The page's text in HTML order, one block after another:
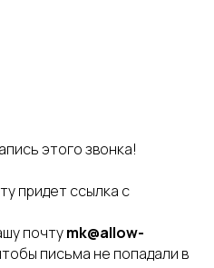
этого звонка!
придет ссылка с
почтуmk@allow-
письма не попадали в